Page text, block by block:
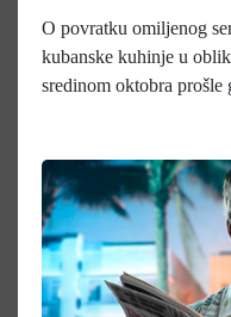
O povratku omiljenog
kubanske kuhinje u
sredinom oktobra prošle